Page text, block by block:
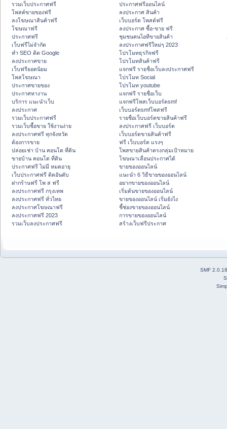
รวมเว็บประกาศฟรี
โพสต์ขายของฟรี
ลงโฆษณาสินค้าฟรี
โฆษณาฟรี
ประกาศฟรี
เว็บฟรีไม่จำกัด
ทำ SEO ติด Google
ลงประกาศขาย
เว็บฟรียอดนิยม
โพสโฆษณา
ประกาศขายของ
ประกาศหางาน
บริการ แนะนำเว็บ
ลงประกาศ
รวมเว็บประกาศฟรี
รวมเว็บซื้อขาย ใช้งานง่าย
ลงประกาศฟรี ทุกจังหวัด
ต้องการขาย
ปล่อยเช่า บ้าน คอนโด ที่ดิน
ขายบ้าน คอนโด ที่ดิน
ประกาศฟรี ไม่มี หมดอายุ
เว็บประกาศฟรี ติดอันดับ
ฝากร้านฟรี โพ ส ฟรี
ลงประกาศฟรี กรุงเทพ
ลงประกาศฟรี ทั่วไทย
ลงประกาศโฆษณาฟรี
ลงประกาศฟรี 2023
รวมเว็บลงประกาศฟรี
ประกาศฟรีออนไลน์
ลงประกาศ สินค้า
เว็บบอร์ด โพสต์ฟรี
ลงประกาศ ซื้อ-ขาย ฟรี
ชุมชนคนไอทีขายสินค้า
ลงประกาศฟรีใหม่ๆ 2023
โปรโมทธุรกิจฟรี
โปรโมทสินค้าฟรี
แจกฟรี รายชื่อเว็บลงประกาศฟรี
โปรโมท Social
โปรโมท youtube
แจกฟรี รายชื่อเว็บ
แจกฟรีโพสเว็บบอร์ดsmf
เว็บบอร์ดsmfโพสฟรี
รายชื่อเว็บบอร์ดขายสินค้าฟรี
ลงประกาศฟรี เว็บบอร์ด
เว็บบอร์ดขายสินค้าฟรี
ฟรี เว็บบอร์ด แรงๆ
โพสขายสินค้าตรงกลุ่มเป้าหมาย
โฆษณาเลื่อนประกาศได้
ขายของออนไลน์
แนะนำ 6 วิธีขายของออนไลน์
อยากขายของออนไลน์
เริ่มต้นขายของออนไลน์
ขายของออนไลน์ เริ่มยังไง
ชี้ช่องขายของออนไลน์
การขายของออนไลน์
สร้างเว็บฟรีประกาศ
SMF 2.0.18